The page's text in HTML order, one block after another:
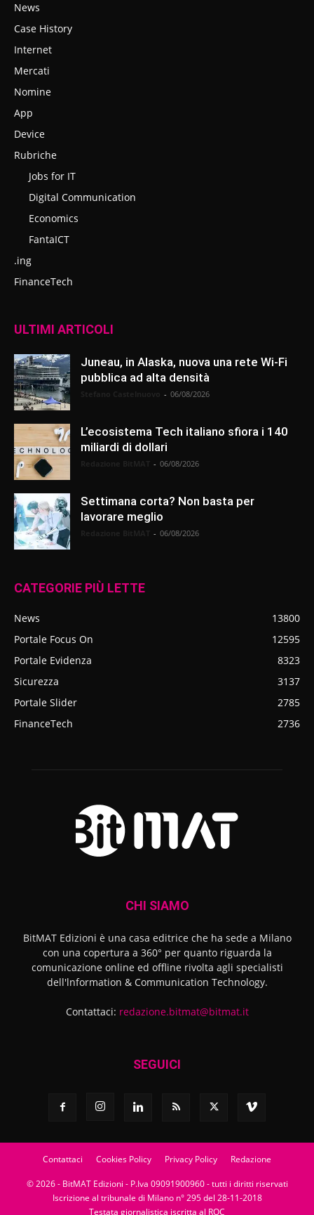
News
Case History
Internet
Mercati
Nomine
App
Device
Rubriche
Jobs for IT
Digital Communication
Economics
FantaICT
.ing
FinanceTech
ULTIMI ARTICOLI
Juneau, in Alaska, nuova una rete Wi-Fi
pubblica ad alta densità
- 06/08/2026
L’ecosistema Tech italiano sfiora i 140
miliardi di dollari
- 06/08/2026
Settimana corta? Non basta per
lavorare meglio
- 06/08/2026
CATEGORIE PIÙ LETTE
News
13800
Portale Focus On
12595
Portale Evidenza
8323
Sicurezza
3137
Portale Slider
2785
FinanceTech
2736
CHI SIAMO
BitMAT Edizioni è una casa editrice che ha sede a Milano
con una copertura a 360° per quanto riguarda la
comunicazione online ed offline rivolta agli specialisti
dell'lnformation & Communication Technology.
Contattaci: redazione.bitmat@bitmat.it
SEGUICI
Contattaci Cookies Policy Privacy Policy Redazione
© 2026 - BitMAT Edizioni - P.Iva 09091900960 - tutti i diritti riservati
Iscrizione al tribunale di Milano n° 295 del 28-11-2018
Testata giornalistica iscritta al ROC